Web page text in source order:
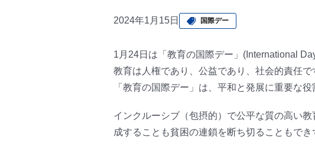
2024年1月15日 国際デー
1月24日は「教育の国際デー」(International
教育は人権であり、公益であり、社会的責任で
「教育の国際デー」は、平和と発展に重要な
インクルーシブ（包摂的）で公平な質の高い
成することも貧困の連鎖を断ち切ることもで